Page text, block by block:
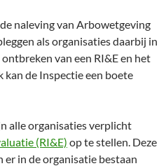
naleving van Arbowetgeving
als organisaties daarbij in
van een RI&E en het
kan de Inspectie een boete
alle organisaties verplicht
(RI&E) op te stellen. Deze
in de organisatie bestaan